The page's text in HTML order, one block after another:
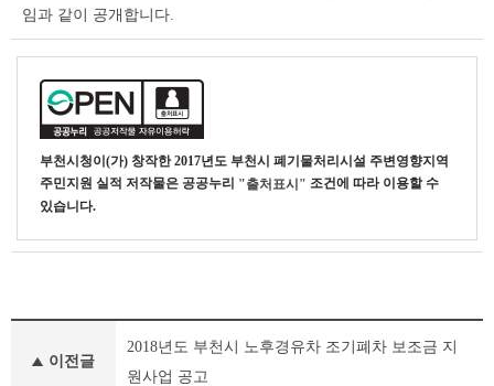
임과 같이 공개합니다.
부천시청이(가) 창작한2017년도 부천시 폐기물처리시설 주변영향지역
주민지원 실적 저작물은 공공누리 "출처표시" 조건에 따라 이용할 수
있습니다.
이전글
2018년도 부천시 노후경유차 조기폐차 보조금 지
원사업 공고